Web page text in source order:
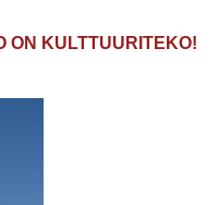
ON KULTTUURITEKO!